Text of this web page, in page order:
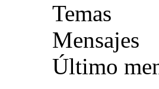
Temas
Mensajes
Último